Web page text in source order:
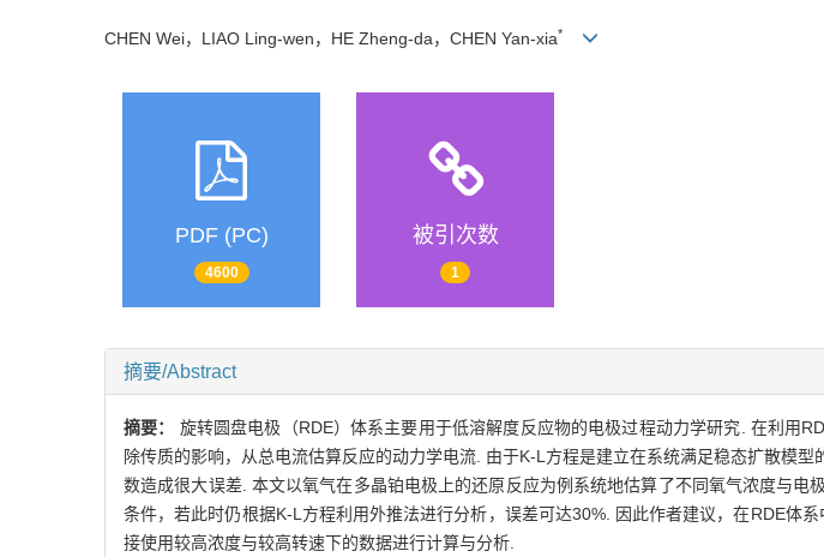
CHEN Wei，LIAO Ling-wen，HE Zheng-da，CHEN Yan-xia*
PDF (PC)
4600
被引次数
1
摘要/Abstract
摘要： 旋转圆盘电极（RDE）体系主要用于低溶解度反应物的电极过程动力学研究. 在利用
除传质的影响，从总电流估算反应的动力学电流. 由于K-L方程是建立在系统满足稳态扩散模
数造成很大误差. 本文以氧气在多晶铂电极上的还原反应为例系统地估算了不同氧气浓度与
条件，若此时仍根据K-L方程利用外推法进行分析，误差可达30%. 因此作者建议，在RDE体
接使用较高浓度与较高转速下的数据进行计算与分析.